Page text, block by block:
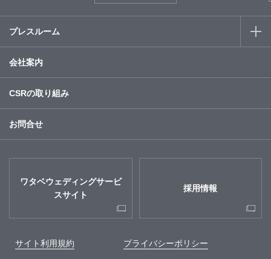
プレスルーム
会社案内
CSRの取り組み
お問合せ
ワタベウェディングサービ
スサイト
採用情報
サイト利用規約 プライバシーポリシー